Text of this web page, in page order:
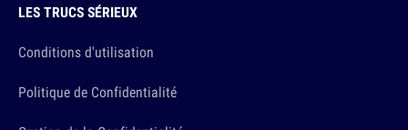
LES TRUCS SÉRIEUX
Conditions d'utilisation
Politique de Confidentialité